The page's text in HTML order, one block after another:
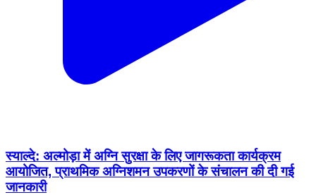
स्याल्दे: अल्मोड़ा में अग्नि सुरक्षा के लिए जागरूकता कार्यक्रम
आयोजित, प्राथमिक अग्निशमन उपकरणों के संचालन की दी गई
जानकारी